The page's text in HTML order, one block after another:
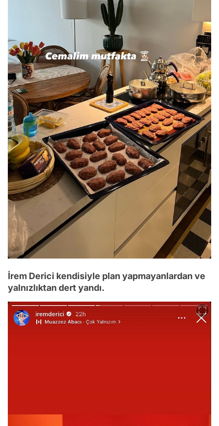
İrem Derici kendisiyle plan yapmayanlardan ve
yalnızlıktan dert yandı.